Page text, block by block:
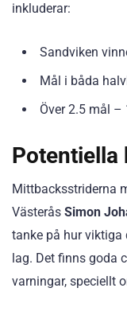
inkluderar:
Sandviken
Mål i båda
Över 2.5 mål –
Potentiella
Mittbacksstriderna
Västerås Simon
tanke på hur viktiga
lag. Det finns goda
varningar, speciellt